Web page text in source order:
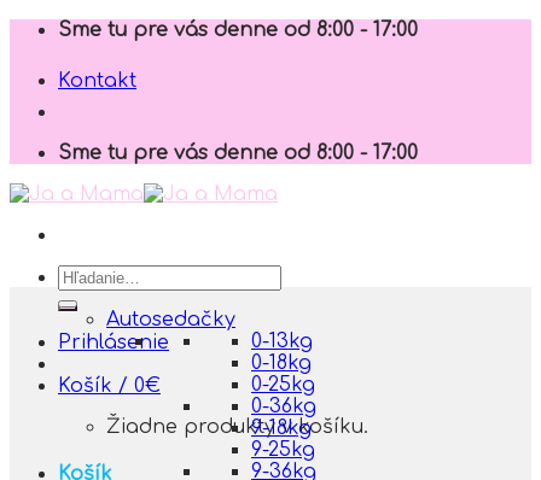
Skip
content
Sme tu pre vás denne od 8:00 - 17:00
Kontakt
Sme tu pre vás denne od 8:00 - 17:00
Hľadať:
Prihlásenie
Košík / 0€
Žiadne produkty v košíku.
Košík
Autosedačky
0-13kg
0-18kg
0-25kg
0-36kg
9-18kg
9-25kg
9-36kg